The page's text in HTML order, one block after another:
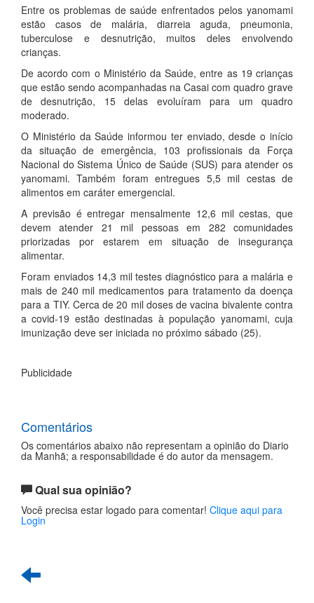
Entre os problemas de saúde enfrentados pelos yanomami
estão casos de malária, diarreia aguda, pneumonia,
tuberculose e desnutrição, muitos deles envolvendo
crianças.
De acordo com o Ministério da Saúde, entre as 19 crianças
que estão sendo acompanhadas na Casai com quadro grave
de desnutrição, 15 delas evoluíram para um quadro
moderado.
O Ministério da Saúde informou ter enviado, desde o início
da situação de emergência, 103 profissionais da Força
Nacional do Sistema Único de Saúde (SUS) para atender os
yanomami. Também foram entregues 5,5 mil cestas de
alimentos em caráter emergencial.
A previsão é entregar mensalmente 12,6 mil cestas, que
devem atender 21 mil pessoas em 282 comunidades
priorizadas por estarem em situação de insegurança
alimentar.
Foram enviados 14,3 mil testes diagnóstico para a malária e
mais de 240 mil medicamentos para tratamento da doença
para a TIY. Cerca de 20 mil doses de vacina bivalente contra
a covid-19 estão destinadas à população yanomami, cuja
imunização deve ser iniciada no próximo sábado (25).
Publicidade
Comentários
Os comentários abaixo não representam a opinião do Diario
da Manhã; a responsabilidade é do autor da mensagem.
Qual sua opinião?
Você precisa estar logado para comentar! Clique aqui para
Login